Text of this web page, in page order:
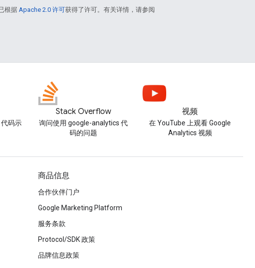
根据 Apache 2.0 许可获得了许可。有关详情，请参阅
码示
Stack Overflow
询问使用 google-analytics 代
码的问题
视频
在 YouTube 上观看 Google
Analytics 视频
商品信息
合作伙伴门户
Google Marketing Platform
服务条款
Protocol/SDK 政策
品牌信息政策